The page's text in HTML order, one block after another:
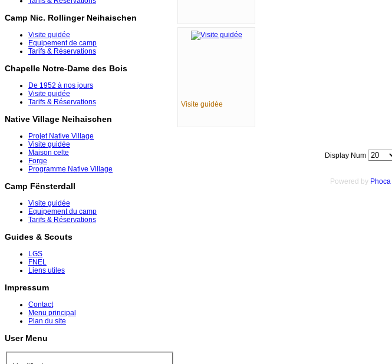
Camp Nic. Rollinger Neihaischen
Visite guidée
Equipement de camp
Tarifs & Réservations
Chapelle Notre-Dame des Bois
De 1952 à nos jours
Visite guidée
Tarifs & Réservations
Native Village Neihaischen
Projet Native Village
Visite guidée
Maison celte
Forge
Programme Native Village
Camp Fënsterdall
Visite guidée
Equipement du camp
Tarifs & Réservations
Guides & Scouts
LGS
FNEL
Liens utiles
Impressum
Contact
Menu principal
Plan du site
User Menu
Visite guidée
Display Num
Powered by Phoca